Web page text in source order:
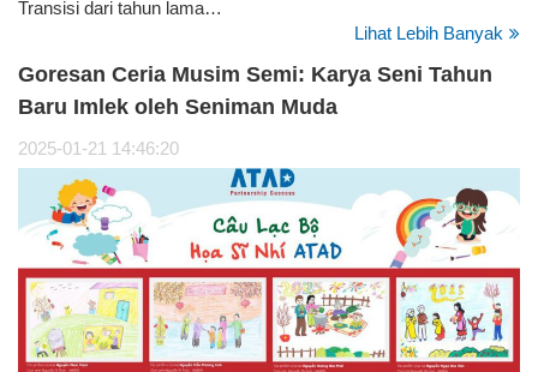
Transisi dari tahun lama…
Lihat Lebih Banyak
Goresan Ceria Musim Semi: Karya Seni Tahun
Baru Imlek oleh Seniman Muda
2025-01-21 14:46:20